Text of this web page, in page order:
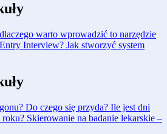
warto wprowadzić to narzędzie
Interview? Jak stworzyć system
Do czego się przyda? Ile jest dni
roku? Skierowanie na badanie lekarskie –